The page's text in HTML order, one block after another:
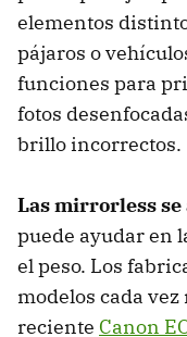
elementos
pájaros o
funciones para
fotos
brillo incorrectos.
Las mirrorless
puede ayudar en
el peso. Los
modelos cada
reciente Canon